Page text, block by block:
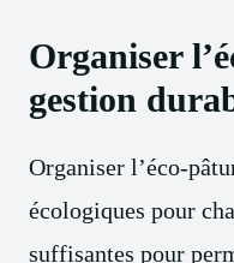
Organiser
gestion
Organiser l’éco-
écologiques pour
suffisantes pour